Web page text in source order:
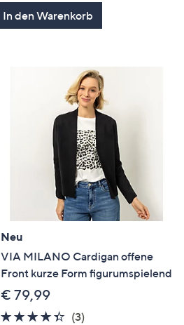
In den Warenkorb
Neu
VIA MILANO Cardigan offene
Front kurze Form figurumspielend
€ 79,99
4.3
(3)3